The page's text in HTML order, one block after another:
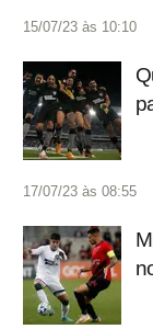
15/07/23 às 10:10
17/07/23 às 08:55